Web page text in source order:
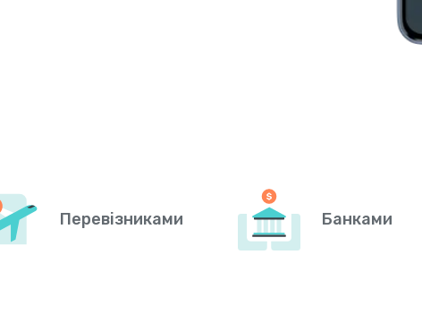
Перевізниками Банками